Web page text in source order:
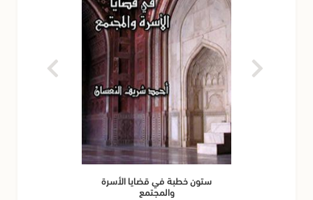
ستون خطبة في قضايا الأسرة
والمجتمع